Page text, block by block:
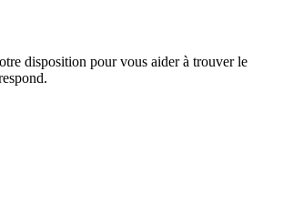
disposition pour vous aider à trouver le